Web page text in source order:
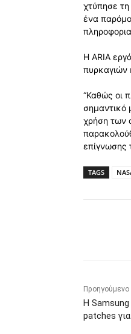
χτύπησε
ένα
Η ARIA
πυρκαγιών
“Καθώς οι
σημαντικό
χρήση των
επίγνωσης
TAGS
Η
patches